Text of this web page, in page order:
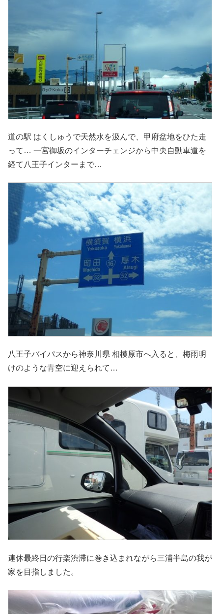
道の駅 はくしゅうで天然水を汲んで、甲府盆地をひた走
って… 一宮御坂のインターチェンジから中央自動車道を
経て八王子インターまで…
八王子バイパスから神奈川県 相模原市へ入ると、梅雨明
けのような青空に迎えられて…
連休最終日の行楽渋滞に巻き込まれながら三浦半島の我が
家を目指しました。